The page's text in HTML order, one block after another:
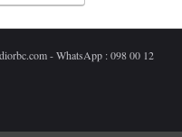
- WhatsApp : 098 00 12